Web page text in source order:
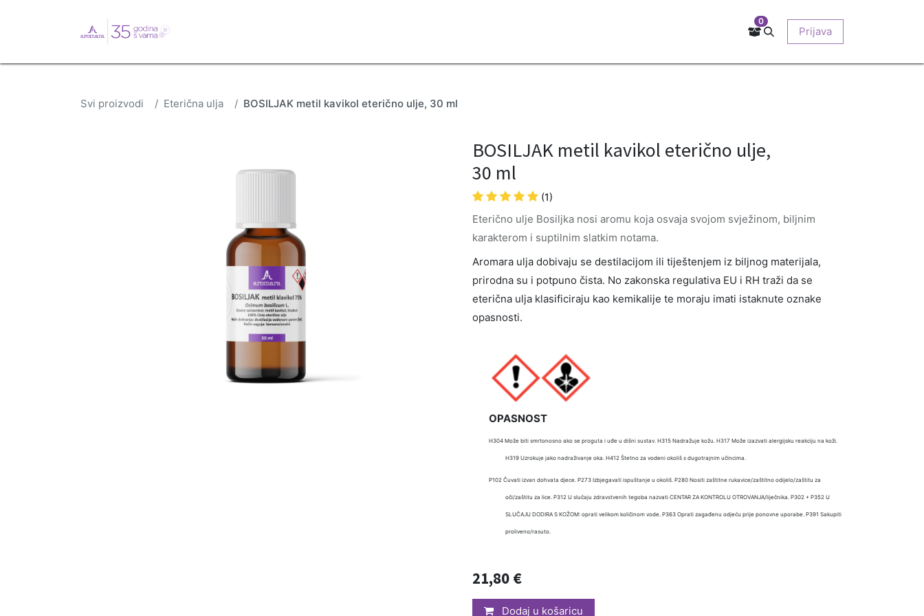
Prodajna mjesta EU-projekti
0
Prijava
Svi proizvodi Eterična ulja BOSILJAK metil kavikol eterično ulje, 30 ml
BOSILJAK metil kavikol eterično ulje,
30 ml
(1)
Eterično ulje Bosiljka nosi aromu koja osvaja svojom svježinom, biljnim
karakterom i suptilnim slatkim notama.
Aromara ulja dobivaju se destilacijom ili tiještenjem iz biljnog materijala,
prirodna su i potpuno čista. No zakonska regulativa EU i RH traži da se
eterična ulja klasificiraju kao kemikalije te moraju imati istaknute oznake
opasnosti.
OPASNOST
H304 Može biti smrtonosno ako se proguta i uđe u dišni sustav. H315 Nadražuje kožu. H317 Može izazvati alergijsku reakciju na koži.
H319 Uzrokuje jako nadraživanje oka. H412 Štetno za vodeni okoliš s dugotrajnim učincima.
P102 Čuvati izvan dohvata djece. P273 Izbjegavati ispuštanje u okoliš. P280 Nositi zaštitne rukavice/zaštitno odijelo/zaštitu za
oči/zaštitu za lice. P312 U slučaju zdravstvenih tegoba nazvati CENTAR ZA KONTROLU OTROVANJA/liječnika. P302 + P352 U
SLUČAJU DODIRA S KOŽOM: oprati velikom količinom vode. P363 Oprati zagađenu odjeću prije ponovne uporabe. P391 Sakupiti
proliveno/rasuto.
21,80 €
Dodaj u košaricu